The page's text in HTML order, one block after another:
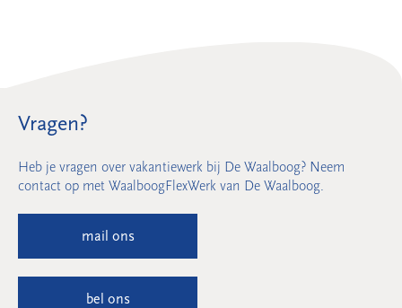
Vragen?
Heb je vragen over vakantiewerk bij De Waalboog? Neem
contact op met WaalboogFlexWerk van De Waalboog.
mail ons
bel ons